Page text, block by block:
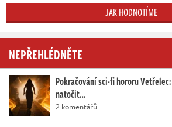
JAK HODNOTÍME
NEPŘEHLÉDNĚTE
Pokračování sci-fi hororu
natočit…
2 komentářů